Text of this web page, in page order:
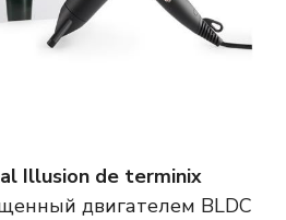
Illusion de terminix
двигателем BLDC